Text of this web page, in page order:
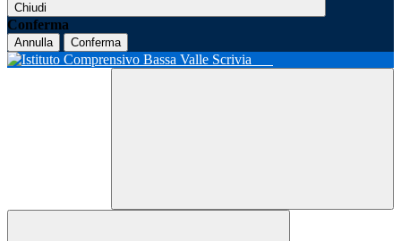
Chiudi
Conferma
Annulla Conferma